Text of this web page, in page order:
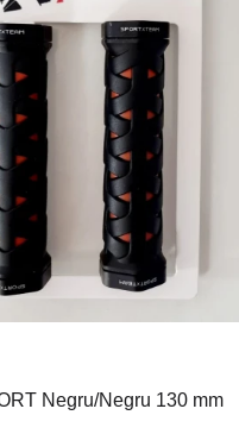
Negru/Negru 130 mm